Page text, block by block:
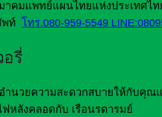
คมแพทย์แผนไทยแห่งประเทศไท
พท์ โทร.080-959-5549
รี่
ำนวยความสะดวกสบายให้กับคุ
หลังคลอดกับ เรือนรดารมย์